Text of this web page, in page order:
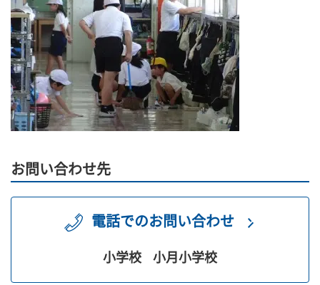
お問い合わせ先
電話でのお問い合わせ
小学校 小月小学校